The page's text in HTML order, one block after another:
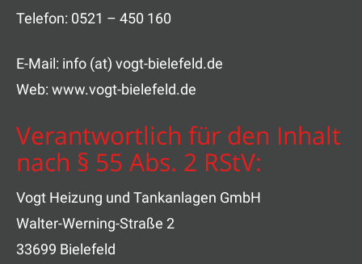
Telefon: 0521 – 450 160
E-Mail: info (at) vogt-bielefeld.de
Web: www.vogt-bielefeld.de
Verantwortlich für den Inhalt
nach § 55 Abs. 2 RStV:
Vogt Heizung und Tankanlagen GmbH
Walter-Werning-Straße 2
33699 Bielefeld